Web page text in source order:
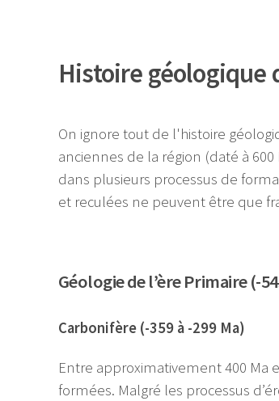
Histoire géologique
On ignore tout de l'histoire
anciennes de la région (daté à
dans plusieurs processus de
et reculées ne peuvent être que
Géologie de l’ère Primaire (-
Carbonifère (-359 à -299 Ma)
Entre approximativement 400 Ma
formées. Malgré les processus